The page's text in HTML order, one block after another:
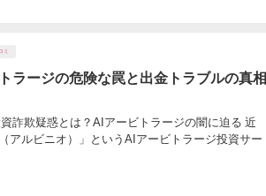
ミ
ラージの危険な罠と出金トラブルの真相
詐欺疑惑とは？AIアービトラージの闇に迫る 近
アルビニオ）」というAIアービトラージ投資サー